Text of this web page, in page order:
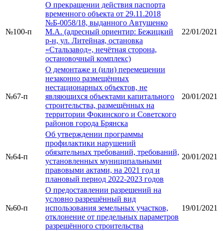
№100-п
О прекращении действия паспорта
временного объекта от 29.11.2018
№Б-0058/18, выданного Автушенко
М.А. (адресный ориентир: Бежицкий
р-н, ул. Литейная, остановка
«Стальзавод», нечётная сторона,
остановочный комплекс)
22/01/2021
№67-п
О демонтаже и (или) перемещении
незаконно размещённых
нестационарных объектов, не
являющихся объектами капитального
строительства, размещённых на
территории Фокинского и Советского
районов города Брянска
20/01/2021
№64-п
Об утверждении программы
профилактики нарушений
обязательных требований, требований,
установленных муниципальными
правовыми актами, на 2021 год и
плановый период 2022-2023 годов
20/01/2021
№60-п
О предоставлении разрешений на
условно разрешённый вид
использования земельных участков,
отклонение от предельных параметров
разрешённого строительства
19/01/2021